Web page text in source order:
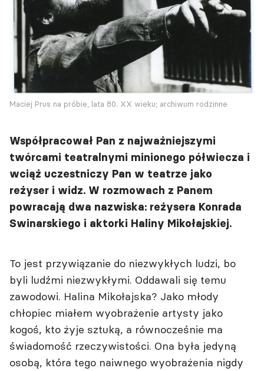
Maciej Prus na próbie, lata 80. XX wieku; archiwum rodzinne
Współpracował Pan z najważniejszymi
twórcami teatralnymi minionego półwiecza i
wciąż uczestniczy Pan w teatrze jako
reżyser i widz. W rozmowach z Panem
powracają dwa nazwiska: reżysera Konrada
Swinarskiego i aktorki Haliny Mikołajskiej.
To jest przywiązanie do niezwykłych ludzi, bo
byli ludźmi niezwykłymi. Oddawali się temu
zawodowi. Halina Mikołajska? Jako młody
chłopiec miałem wyobrażenie artysty jako
kogoś, kto żyje sztuką, a równocześnie ma
świadomość rzeczywistości. Ona była jedyną
osobą, która tego naiwnego wyobrażenia nigdy